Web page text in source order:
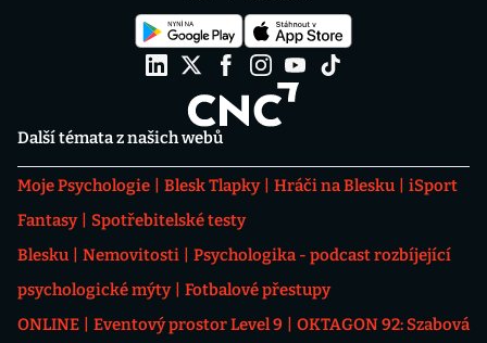
Další témata z našich webů
Moje Psychologie Blesk Tlapky Hráči na Blesku
iSport
Fantasy
Spotřebitelské testy
Blesku
Nemovitosti
Psychologika - podcast rozbíjející
psychologické mýty
Fotbalové přestupy
ONLINE
Eventový prostor Level 9
OKTAGON 92: Szabová